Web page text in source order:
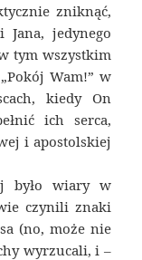
zniknąć,
jedynego
tym wszystkim
Wam!” w
kiedy On
ich serca,
i apostolskiej
było wiary w
czynili znaki
(no, może nie
wyrzucali, i –